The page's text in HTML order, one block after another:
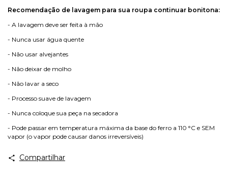
Recomendação de lavagem para sua roupa continuar bonitona:
- A lavagem deve ser feita à mão
- Nunca usar água quente
- Não usar alvejantes
- Não deixar de molho
- Não lavar a seco
- Processo suave de lavagem
- Nunca coloque sua peça na secadora
- Pode passar em temperatura máxima da base do ferro a 110 °C e SEM
vapor (o vapor pode causar danos irreversíveis)
Compartilhar